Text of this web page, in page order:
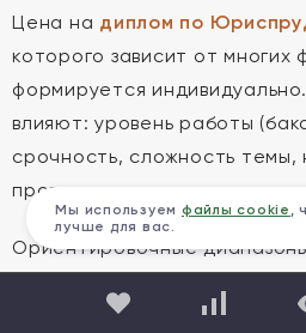
Цена на диплом по
которого зависит от многих
формируется
влияют: уровень работы
срочность, сложность темы,
проведения эмпирического
Ориентировочные
Бакалаврская работа:
Мы используем файлы cookie ,
лучше для вас.